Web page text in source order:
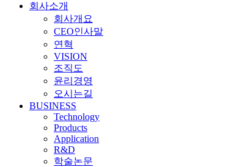
회사소개
회사개요
CEO인사말
연혁
VISION
조직도
윤리경영
오시는길
BUSINESS
Technology
Products
Application
R&D
학술논문